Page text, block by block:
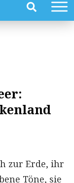
zur Erde, ihr
Töne, sie